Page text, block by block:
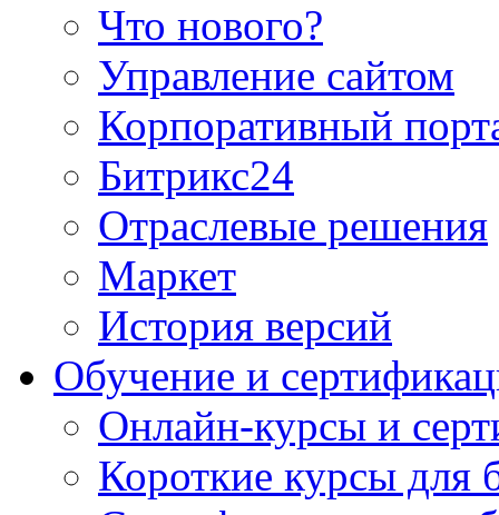
Что нового?
Управление сайтом
Корпоративный
Битрикс24
Отраслевые решения
Маркет
История версий
Обучение и
Онлайн-курсы и
Короткие курсы для